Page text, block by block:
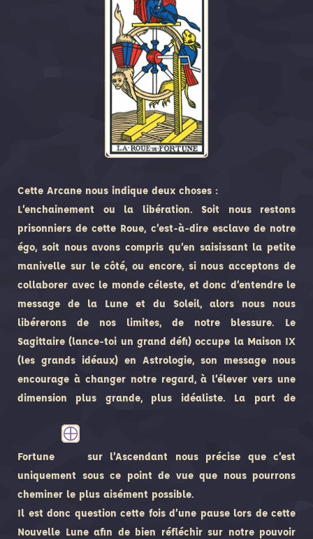
Cette Arcane nous indique deux choses :
L’enchainement ou la libération. Soit nous restons
prisonniers de cette Roue, c’est-à-dire esclave de notre
égo, soit nous avons compris qu’en saisissant la petite
manivelle sur le côté, ou encore, si nous acceptons de
collaborer avec le monde céleste, et donc d’entendre le
message de la Lune et du Soleil, alors nous nous
libérerons de nos limites, de notre blessure. Le
Sagittaire (lance-toi un grand défi) occupe la Maison IX
(les grands idéaux) en Astrologie, son message nous
encourage à changer notre regard, à l’élever vers une
dimension plus grande, plus idéaliste. La part de
Fortune
sur l’Ascendant nous précise que c’est
uniquement sous ce point de vue que nous pourrons
cheminer le plus aisément possible.
Il est donc question cette fois d’une pause lors de cette
Nouvelle Lune afin de bien réfléchir sur notre pouvoir